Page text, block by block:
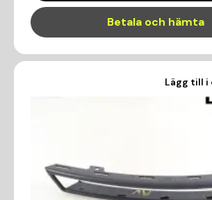
Betala och hämta
Lägg till i